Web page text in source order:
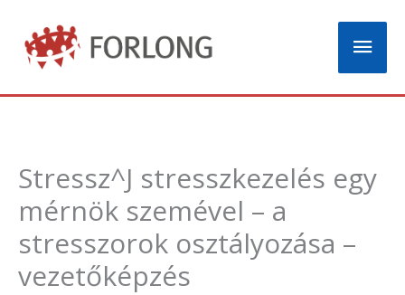
content
Main
Stressz^J stresszkezelés egy
mérnök szemével – a
stresszorok osztályozása –
vezetőképzés